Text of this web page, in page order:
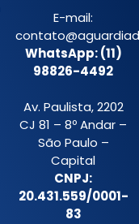
E-mail:
WhatsApp: (11)
98826-4492
Av. Paulista, 2202
CJ 81 – 8º Andar –
São Paulo –
Capital
CNPJ:
20.431.559/0001-
83